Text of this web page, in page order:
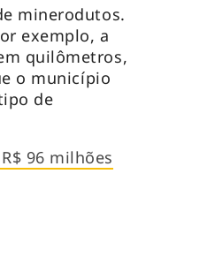
minerodutos.
exemplo, a
quilômetros,
o município
de
96 milhões